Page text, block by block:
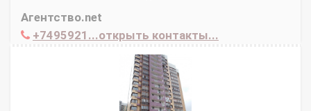
Агентство.net
+7495921...открыть контакты...